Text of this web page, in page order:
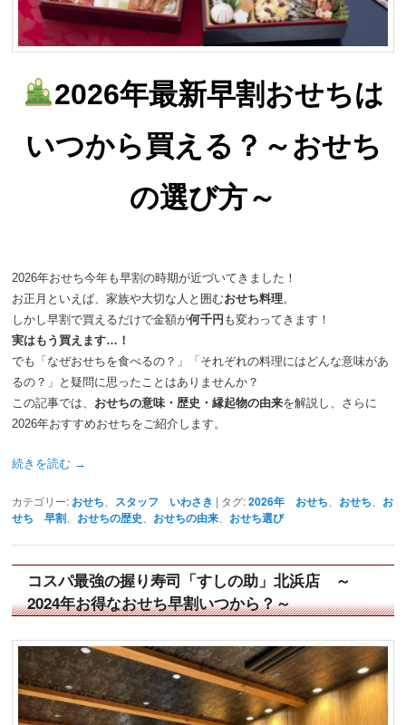
2026年最新早割おせちは
いつから買える？～おせち
の選び方～
2026年おせち今年も早割の時期が近づいてきました！
お正月といえば、家族や大切な人と囲むおせち料理。
しかし早割で買えるだけで金額が何千円 も変わってきます！
実はもう買えます…！
でも「なぜおせちを食べるの？」「それぞれの料理にはどんな意味があ
るの？」と疑問に思ったことはありませんか？
この記事では、 おせちの意味・歴史・縁起物の由来を解説し、さらに
2026年おすすめおせちをご紹介します。
続きを読む →
カテゴリー: おせち スタッフ いわさき | タグ: 2026年 おせち おせち
お
せち 早割
おせちの歴史 おせちの由来 おせち選び
コスパ最強の握り寿司「すしの助」北浜店 ～
2024年お得なおせち早割いつから？～